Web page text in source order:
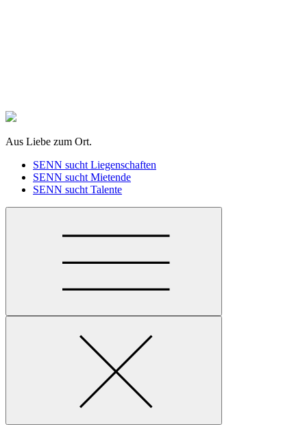
Aus Liebe zum Ort.
SENN sucht Liegenschaften
SENN sucht Mietende
SENN sucht Talente